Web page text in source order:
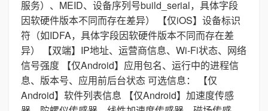
服务）、MEID、设备序列号build_serial，具体字段
因软硬件版本不同而存在差异） 【仅iOS】设备标识
符（如IDFA，具体字段因软硬件版本不同而存在差
异） 【双端】IP地址、运营商信息、Wi-Fi状态、网络
信号强度 【仅Android】应用包名、运行中的进程信
息、版本号、应用前后台状态 可选信息： 【仅
Android】软件列表信息 【仅Android】加速度传感